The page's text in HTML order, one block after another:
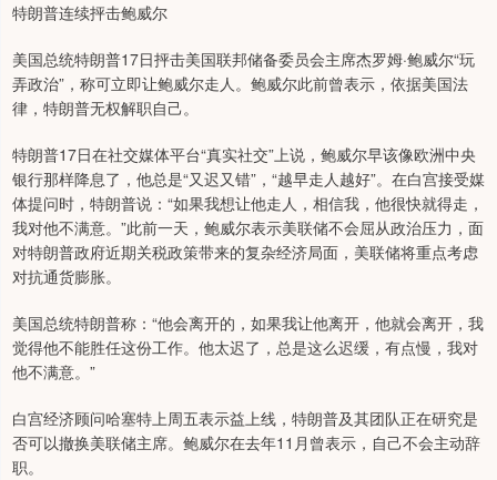
特朗普连续抨击鲍威尔
美国总统特朗普17日抨击美国联邦储备委员会主席杰罗姆·鲍威尔“玩
弄政治”，称可立即让鲍威尔走人。鲍威尔此前曾表示，依据美国法
律，特朗普无权解职自己。
特朗普17日在社交媒体平台“真实社交”上说，鲍威尔早该像欧洲中央
银行那样降息了，他总是“又迟又错”，“越早走人越好”。在白宫接受媒
体提问时，特朗普说：“如果我想让他走人，相信我，他很快就得走，
我对他不满意。”此前一天，鲍威尔表示美联储不会屈从政治压力，面
对特朗普政府近期关税政策带来的复杂经济局面，美联储将重点考虑
对抗通货膨胀。
美国总统特朗普称：“他会离开的，如果我让他离开，他就会离开，我
觉得他不能胜任这份工作。他太迟了，总是这么迟缓，有点慢，我对
他不满意。”
白宫经济顾问哈塞特上周五表示益上线，特朗普及其团队正在研究是
否可以撤换美联储主席。鲍威尔在去年11月曾表示，自己不会主动辞
职。